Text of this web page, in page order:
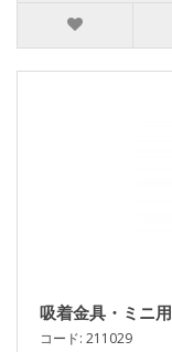
吸着金具・ミニ用
コード: 211029